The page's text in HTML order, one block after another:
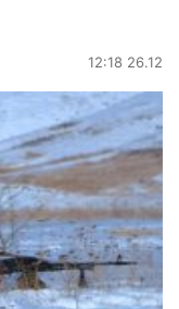
12:18 26.12